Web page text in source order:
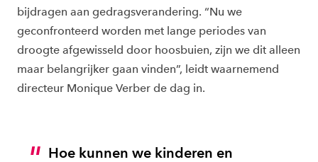
bijdragen aan gedragsverandering. “Nu we
geconfronteerd worden met lange periodes van
droogte afgewisseld door hoosbuien, zijn we dit alleen
maar belangrijker gaan vinden”, leidt waarnemend
directeur Monique Verber de dag in.
Hoe kunnen we kinderen en